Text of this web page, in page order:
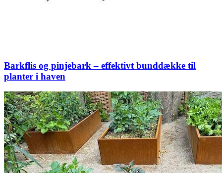
Barkflis og pinjebark – effektivt bunddække til
planter i haven